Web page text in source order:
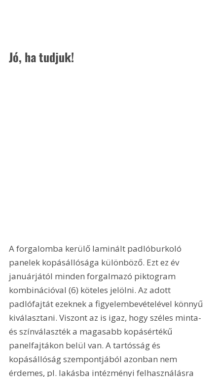
Jó, ha tudjuk!
A forgalomba kerülő laminált padlóburkoló
panelek kopásállósága különböző. Ezt ez év
januárjától minden forgalmazó piktogram
kombinációval (6) köteles jelölni. Az adott
padlófajtát ezeknek a figyelembevételével könnyű
kiválasztani. Viszont az is igaz, hogy széles minta-
és színválaszték a magasabb kopásértékű
panelfajtákon belül van. A tartósság és
kopásállóság szempontjából azonban nem
érdemes, pl. lakásba intézményi felhasználásra